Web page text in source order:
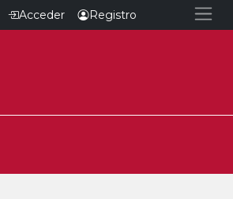
Acceder Registro